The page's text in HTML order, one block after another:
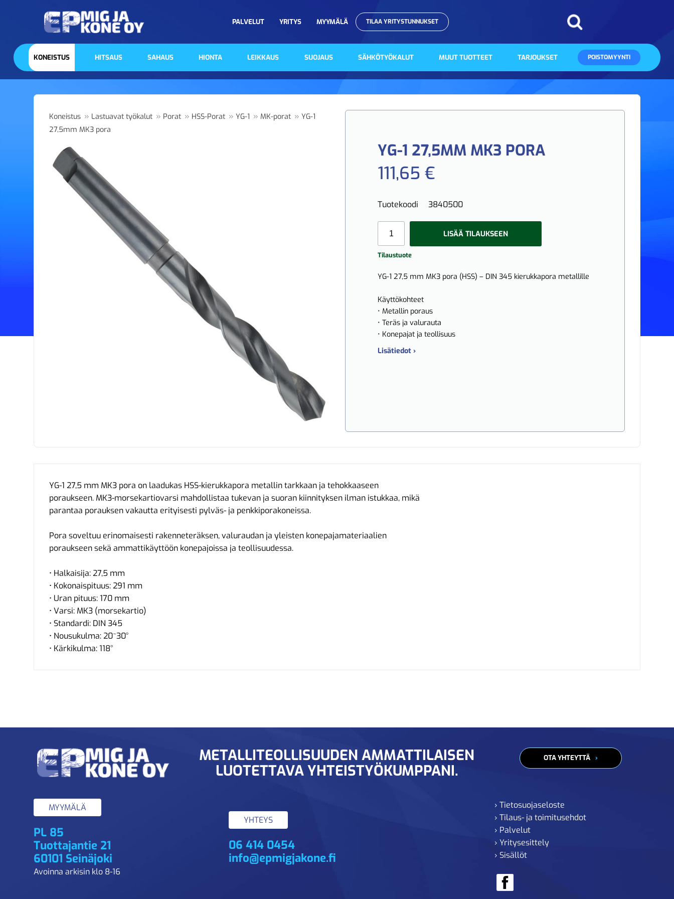
PALVELUT YRITYS MYYMÄLÄ TILAA YRITYSTUNNUKSET
KONEISTUS HITSAUS SAHAUS HIONTA LEIKKAUS SUOJAUS SÄHKÖTYÖKALUT MUUT TUOTTEET TARJOUKSET POISTOMYYNTI
Koneistus » Lastuavat työkalut » Porat » HSS-Porat »YG-1 »MK-porat »YG-1
27,5mm MK3 pora
YG-1 27,5MM MK3 PORA
111,65 €
Tuotekoodi 3840500
LISÄÄ TILAUKSEEN
Tilaustuote
YG-1 27,5 mm MK3 pora (HSS) – DIN 345 kierukkapora metallille
Käyttökohteet
• Metallin poraus
• Teräs ja valurauta
• Konepajat ja teollisuus
Lisätiedot ›
YG-1 27,5 mm MK3 pora on laadukas HSS-kierukkapora metallin tarkkaan ja tehokkaaseen
poraukseen. MK3-morsekartiovarsi mahdollistaa tukevan ja suoran kiinnityksen ilman istukkaa, mikä
parantaa porauksen vakautta erityisesti pylväs- ja penkkiporakoneissa.
Pora soveltuu erinomaisesti rakenneteräksen, valuraudan ja yleisten konepajamateriaalien
poraukseen sekä ammattikäyttöön konepajoissa ja teollisuudessa.
• Halkaisija: 27,5 mm
• Kokonaispituus: 291 mm
• Uran pituus: 170 mm
• Varsi: MK3 (morsekartio)
• Standardi: DIN 345
• Nousukulma: 20~30°
• Kärkikulma: 118°
METALLITEOLLISUUDEN AMMATTILAISEN
LUOTETTAVA YHTEISTYÖKUMPPANI.
OTA YHTEYTTÄ
MYYMÄLÄ
PL 85
Tuottajantie 21
60101 Seinäjoki
Avoinna arkisin klo 8-16
YHTEYS
06 414 0454
info@epmigjakone.fi
› Tietosuojaseloste
› Tilaus- ja toimitusehdot
› Palvelut
› Yritysesittely
› Sisällöt